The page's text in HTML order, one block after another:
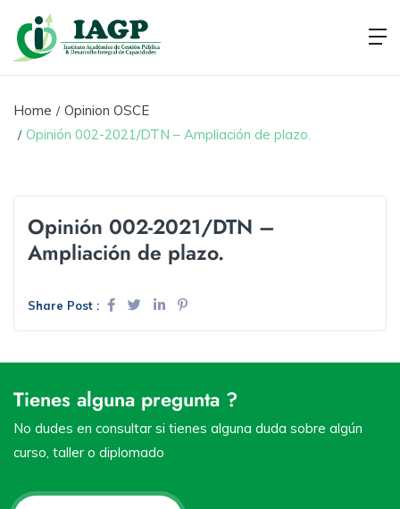
Home
Opinion OSCE
Opinión 002-2021/DTN – Ampliación de plazo.
Opinión 002-2021/DTN –
Ampliación de plazo.
Share Post :
Tienes alguna pregunta ?
No dudes en consultar si tienes alguna duda sobre algún
curso, taller o diplomado